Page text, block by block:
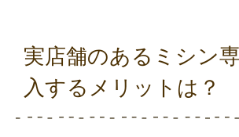
実店舗のあるミシン
入するメリットは？